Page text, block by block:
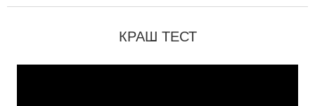
КРАШ ТЕСТ